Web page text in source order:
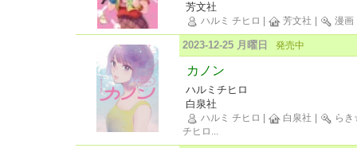
芳文社
ハルミ チヒロ 芳文社 漫画
2023-12-25 月曜日 発売中
カノン
ハルミチヒロ
白泉社
ハルミ チヒロ 白泉社
ら
チヒロ ...